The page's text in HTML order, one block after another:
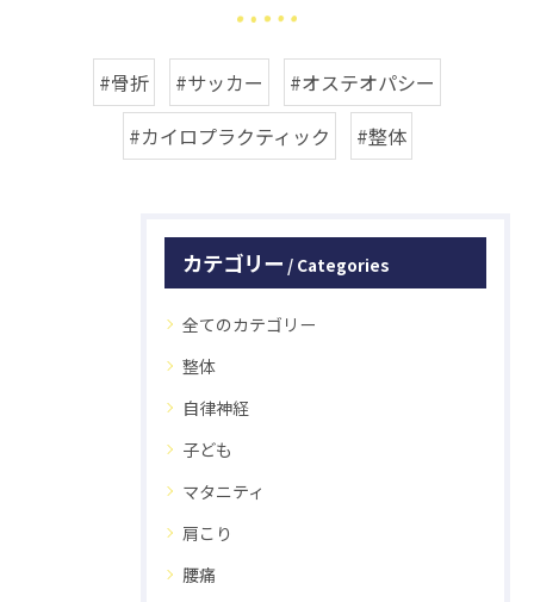
#骨折 #サッカー
#オステオパシー
#カイロプラクティック
#整体
カテゴリー Categories
全てのカテゴリー
整体
自律神経
子ども
マタニティ
肩こり
腰痛